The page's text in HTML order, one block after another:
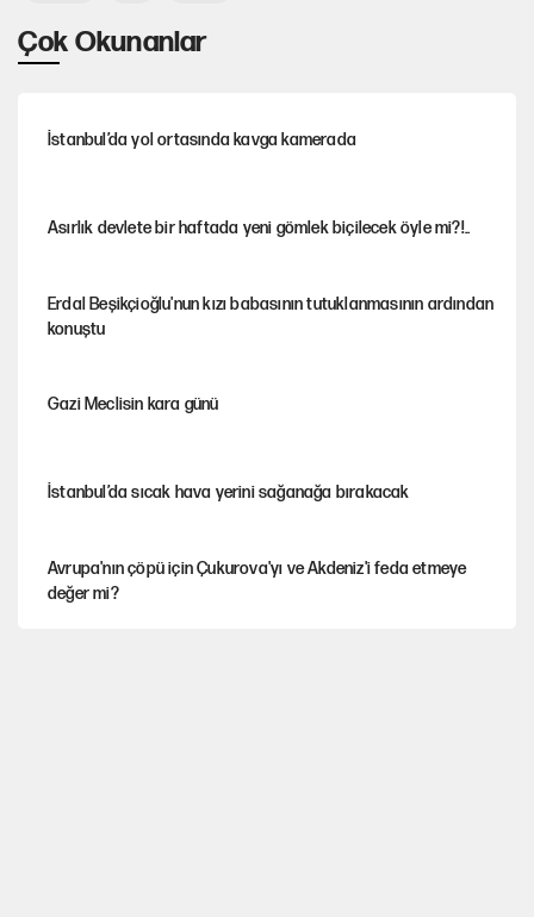
Çok Okunanlar
İstanbul’da yol ortasında kavga kamerada
Asırlık devlete bir haftada yeni gömlek biçilecek öyle mi?!..
Erdal Beşikçioğlu'nun kızı babasının tutuklanmasının ardından
konuştu
Gazi Meclisin kara günü
İstanbul’da sıcak hava yerini sağanağa bırakacak
Avrupa'nın çöpü için Çukurova'yı ve Akdeniz'i feda etmeye
değer mi?